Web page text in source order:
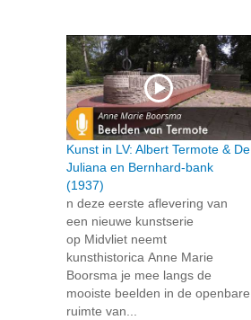
Kunst in LV: Albert Termote & De
Juliana en Bernhard-bank
(1937)
n deze eerste aflevering van
een nieuwe kunstserie
op Midvliet neemt
kunsthistorica Anne Marie
Boorsma je mee langs de
mooiste beelden in de openbare
ruimte van...